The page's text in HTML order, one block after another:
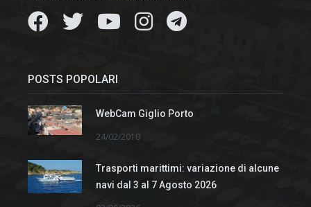
POSTS POPOLARI
WebCam Giglio Porto
24/02/2010
Trasporti marittimi: variazione di alcune
navi dal 3 al 7 Agosto 2026